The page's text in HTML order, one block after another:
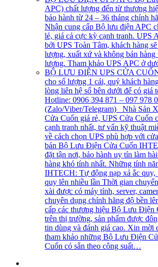
APC) chất lượng đến từ thương
bảo hành từ 24 – 36 tháng chính
Nhận cung cấp Bộ lưu điện APC
lẻ, giá cả cực kỳ cạnh tranh. UPS
bởi UPS Toàn Tâm, khách hàng
lượng, xuất xứ và không bán hàng
lượng. Tham khảo UPS APC ở
BỘ LƯU ĐIỆN UPS CỬA
cho số lượng 1 cái, quý khách
lòng liên hệ số bên dưới để có giá
Hotline: 0906 394 871 – 097 978
(Zalo/Viber/Telegram) Nhà Sản
Cửa Cuốn giá rẻ, UPS Cửa Cuốn
cạnh tranh nhất, tư vấn kỹ thuật
về cách chọn UPS phù hợp với
bán Bộ Lưu Điện Cửa Cuốn
đặt tận nơi, bảo hành uy tín làm
hàng khó tính nhất. Những tính
IHTECH: Tự động nạp xả ắc quy,
quy lên nhiều lần Thời gian
xài được có máy tính, server,
chuyên dụng chính hãng độ bền
cấp các thương hiệu Bộ Lưu Điện
trên thị trường, sản phẩm được
tin dùng và đánh giá cao. Xin mời
tham khảo những Bộ Lưu Điện
Cuốn có sẵn theo công suất…